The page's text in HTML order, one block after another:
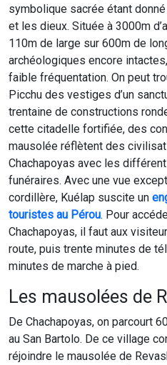
symbolique sacrée étant
et les dieux. Située à 3000m
110m de large sur 600m de
archéologiques encore
faible fréquentation. On peut
Picchu des vestiges d’un
trentaine de constructions
cette citadelle fortifiée, des
mausolée réflètent des
Chachapoyas avec les
funéraires. Avec une vue
cordillère, Kuélap suscite un
touristes au Pérou. Pour
Chachapoyas, il faut aux
route, puis trente minutes de
minutes de marche à pied.
Les mausolées de
De Chachapoyas, on parcourt
au San Bartolo. De ce village
réjoindre le mausolée de